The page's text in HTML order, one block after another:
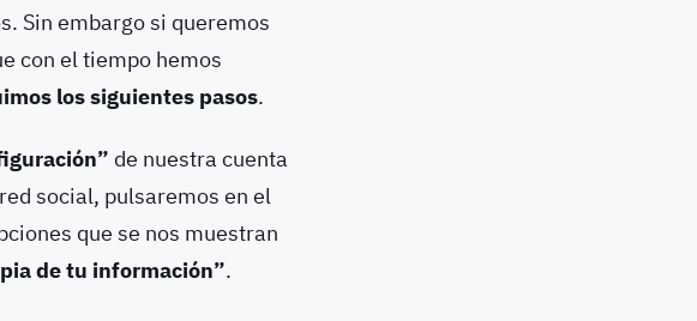
Sin embargo si queremos
con el tiempo hemos
los siguientes pasos.
de nuestra cuenta
social, pulsaremos en el
que se nos muestran
de tu información”.